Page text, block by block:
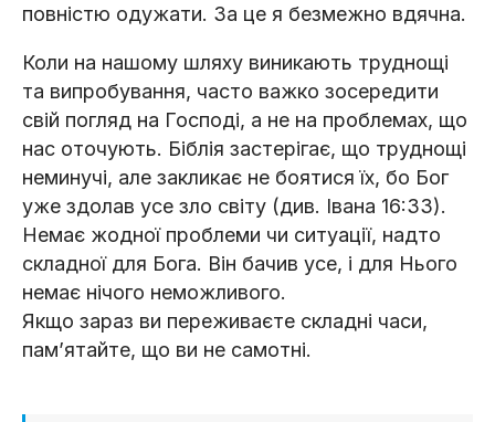
повністю одужати. За це я безмежно вдячна.
Коли на нашому шляху виникають труднощі
та випробування, часто важко зосередити
свій погляд на Господі, а не на проблемах, що
нас оточують. Біблія застерігає, що труднощі
неминучі, але закликає не боятися їх, бо Бог
уже здолав усе зло світу (див. Івана 16:33).
Немає жодної проблеми чи ситуації, надто
складної для Бога. Він бачив усе, і для Нього
немає нічого неможливого.
Якщо зараз ви переживаєте складні часи,
пам’ятайте, що ви не самотні.